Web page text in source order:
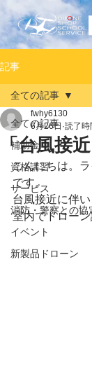
記事
全ての記事
補助金
資格講習
サービス
消防・警察との協
イベント
新製品ドローン
全ての記事
「台風接
fwhy6130
6月26日 読了時
こんにちは。
です。
台風接近に伴い
室内でドローン